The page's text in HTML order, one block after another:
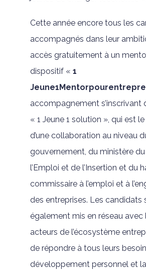
Cette année encore tous les
accompagnés dans leur
accès gratuitement à un
dispositif « 1
accompagnement s’inscrivant
« 1 Jeune 1 solution », qui est
d’une collaboration au niveau
gouvernement, du ministère
l’Emploi et de l’Insertion et du
commissaire à l’emploi et à
des entreprises. Les candidats
également mis en réseau avec
acteurs de l’écosystème
de répondre à tous leurs
développement personnel et